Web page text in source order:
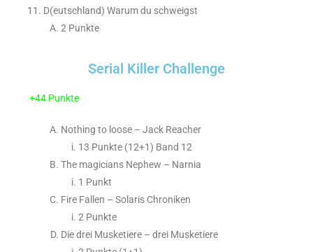
D(eutschland) Warum du schweigst
2 Punkte
Serial Killer Challenge
+44 Punkte
Nothing to loose – Jack Reacher
13 Punkte (12+1) Band 12
The magicians Nephew – Narnia
1 Punkt
Fire Fallen – Solaris Chroniken
2 Punkte
Die drei Musketiere – drei Musketiere